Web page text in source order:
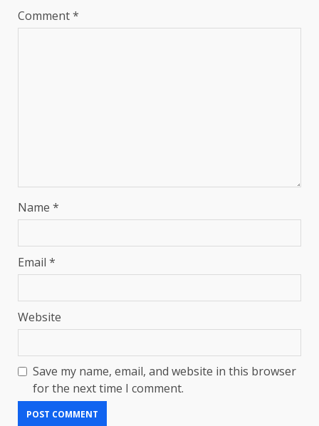
Comment*
Name *
Email *
Website
Save my name, email, and website in this browser
for the next time I comment.